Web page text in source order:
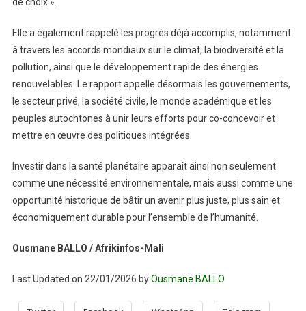
Elle a également rappelé les progrès déjà accomplis, notamment
à travers les accords mondiaux sur le climat, la biodiversité et la
pollution, ainsi que le développement rapide des énergies
renouvelables. Le rapport appelle désormais les gouvernements,
le secteur privé, la société civile, le monde académique et les
peuples autochtones à unir leurs efforts pour co-concevoir et
mettre en œuvre des politiques intégrées.
Investir dans la santé planétaire apparaît ainsi non seulement
comme une nécessité environnementale, mais aussi comme une
opportunité historique de bâtir un avenir plus juste, plus sain et
économiquement durable pour l’ensemble de l’humanité.
Ousmane BALLO / Afrikinfos-Mali
Last Updated on 22/01/2026 byOusmane BALLO